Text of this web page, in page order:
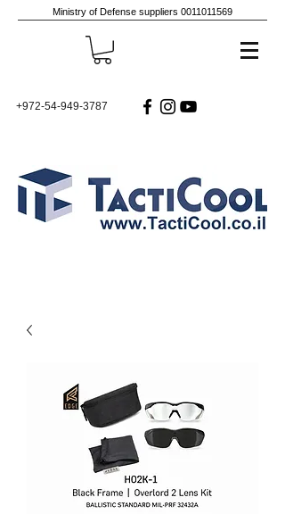
Ministry of Defense suppliers 0011011569
+972-54-949-3787